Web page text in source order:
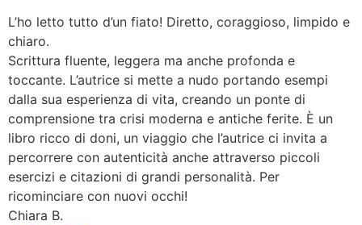
L’ho letto tutto d’un fiato! Diretto, coraggioso, limpido e
chiaro.
Scrittura fluente, leggera ma anche profonda e
toccante. L’autrice si mette a nudo portando esempi
dalla sua esperienza di vita, creando un ponte di
comprensione tra crisi moderna e antiche ferite. È un
libro ricco di doni, un viaggio che l’autrice ci invita a
percorrere con autenticità anche attraverso piccoli
esercizi e citazioni di grandi personalità. Per
ricominciare con nuovi occhi!
Chiara B.